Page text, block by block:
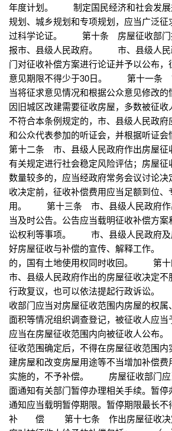
年度计划。 制定国民经济和社会发展
规划、城乡规划和专项规划，应当广泛
过科学论证。 第十条 房屋征收部门拟
报市、县级人民政府。 市、县级人民
门对征收补偿方案进行论证并予以公布
意见期限不得少于30日。 第十一条
当将征求意见情况和根据公众意见修
因旧城区改建需要征收房屋，多数被征
不符合本条例规定的，市、县级人民政府
和公众代表参加的听证会，并根据听
第十二条 市、县级人民政府作出房屋征
有关规定进行社会稳定风险评估；房屋征
数量较多的，应当经政府常务会议讨
收决定前，征收补偿费用应当足额到位、
用。 第十三条 市、县级人民政府作
当及时公告。公告应当载明征收补偿方
讼权利等事项。 市、县级人民政府及
好房屋征收与补偿的宣传、解释工作
的，国有土地使用权同时收回。 第
市、县级人民政府作出的房屋征收决定
行政复议，也可以依法提起行政诉讼
收部门应当对房屋征收范围内房屋的权
面积等情况组织调查登记，被征收人应当
应当在房屋征收范围内向被征收人公
征收范围确定后，不得在房屋征收范围
建房屋和改变房屋用途等不当增加补偿
实施的，不予补偿。 房屋征收部门应
面通知有关部门暂停办理相关手续。暂
通知应当载明暂停期限。暂停期限最长
补 偿 第十七条 作出房屋征收决定